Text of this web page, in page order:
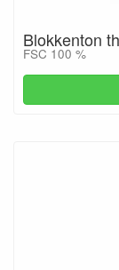
Blokkenton
FSC 100 %